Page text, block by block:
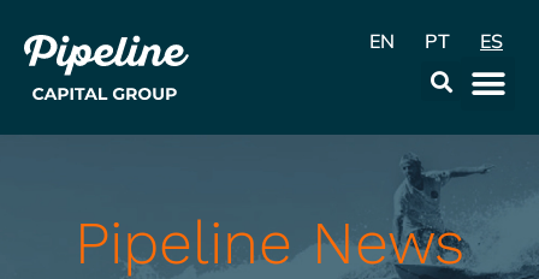
EN PT ES
Pipeline News